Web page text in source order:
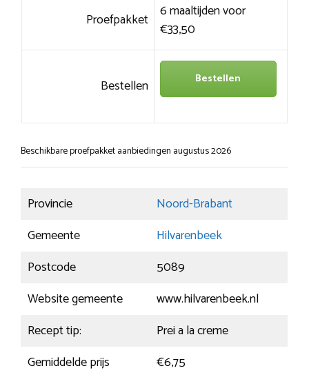
Proefpakket 6 maaltijden voor
€33,50
Bestellen Bestellen
Beschikbare proefpakket aanbiedingen augustus 2026
Provincie
Noord-Brabant
Gemeente
Hilvarenbeek
Postcode
5089
Website gemeente
www.hilvarenbeek.nl
Recept tip:
Prei a la creme
Gemiddelde prijs
€6,75